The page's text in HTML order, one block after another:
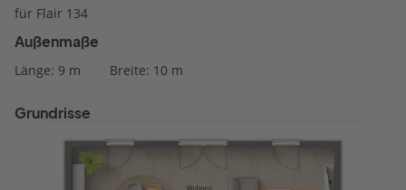
für Flair 134
Außenmaße
Länge: 9 m Breite: 10 m
Grundrisse